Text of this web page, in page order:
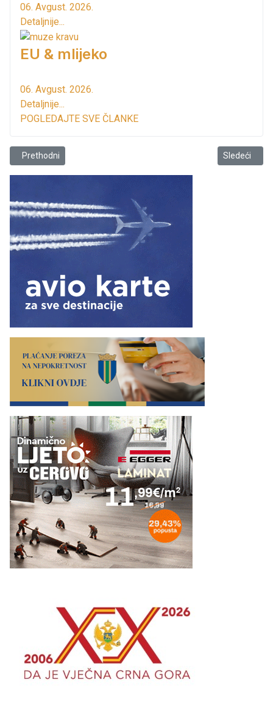
06. Avgust. 2026.
Detaljnije...
EU & mlijeko
06. Avgust. 2026.
Detaljnije...
POGLEDAJTE SVE ČLANKE
Prethodni članak: Darko Saveljić: RUŠKA!
Prethodni Sledeći
Sledeći